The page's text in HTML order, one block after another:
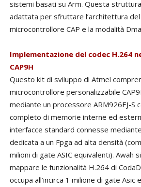
sistemi basati su Arm. Questa
adattata per sfruttare l’architettura
microcontrollore CAP e la modalità
Implementazione del codec H.264
CAP9H
Questo kit di sviluppo di Atmel
microcontrollore personalizzabile
mediante un processore ARM926EJ-S
completo di memorie interne ed
interfacce standard connesse
dedicata a un Fpga ad alta densità
milioni di gate ASIC equivalenti). Awah
mappare le funzionalità H.264 di
occupa all’incirca 1 milione di gate Asic